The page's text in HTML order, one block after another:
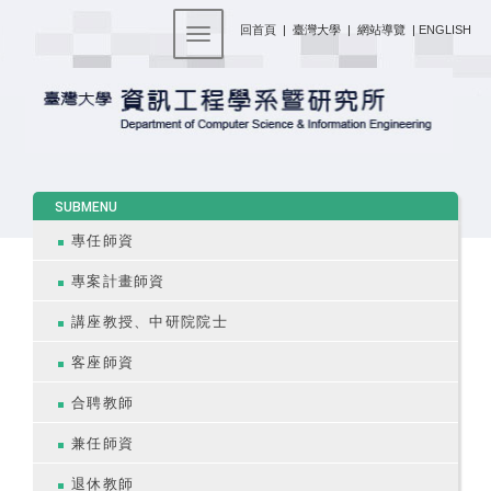
回首頁 | 臺灣大學 | 網站導覽 | ENGLISH
Toggle navigation
SUBMENU
專任師資
專案計畫師資
講座教授、中研院院士
客座師資
合聘教師
兼任師資
退休教師